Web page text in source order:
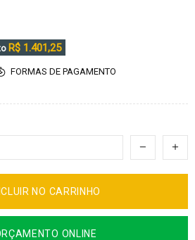
R$ 1.401,25
FORMAS DE PAGAMENTO
NO CARRINHO
ONLINE